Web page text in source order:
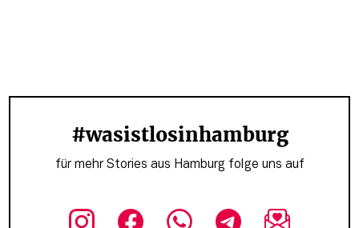
#wasistlosinhamburg
für mehr Stories aus Hamburg folge uns auf